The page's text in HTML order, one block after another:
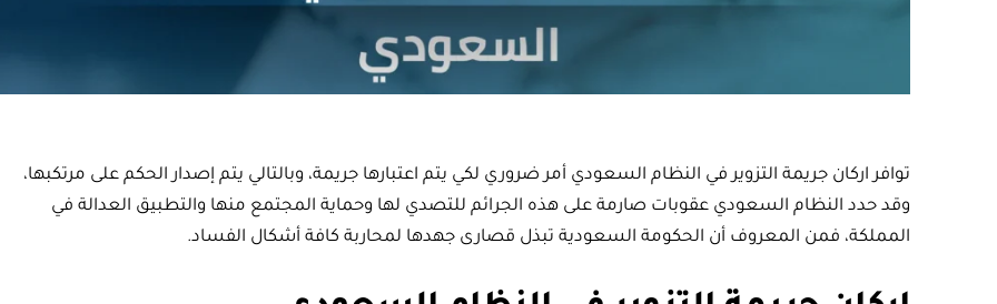
توافر اركان جريمة التزوير في النظام السعودي أمر ضروري لكي يتم اعتبارها جريمة، وبالتالي يتم إصدار الحكم على مرتكبها،
وقد حدد النظام السعودي عقوبات صارمة على هذه الجرائم للتصدي لها وحماية المجتمع منها والتطبيق العدالة في
المملكة، فمن المعروف أن الحكومة السعودية تبذل قصارى جهدها لمحاربة كافة أشكال الفساد.